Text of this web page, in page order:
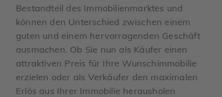
Bestandteil des Immobilienmarktes und
können den Unterschied zwischen einem
guten und einem hervorragenden Geschäft
ausmachen. Ob Sie nun als Käufer einen
attraktiven Preis für Ihre Wunschimmobilie
erzielen oder als Verkäufer den maximalen
Erlös aus Ihrer Immobilie herausholen